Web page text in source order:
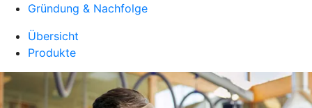
Gründung & Nachfolge
Übersicht
Produkte